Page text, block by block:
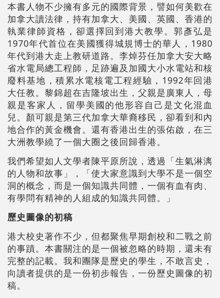
本書人物不少擁有多元的國際背景，譬如何美歡在
加拿大讀法律，持有加拿大、美國、英國、香港的
執業律師資格，卻選擇回到港大教學。郭彥弘是
1970年代首位在美國獲得城規博士的華人，1980
年代到港大走上教研道路。李焯芬任加拿大安大略
省水電局總工程師，足跡遍及加國大小水電站和核
廢料基地，積累水電核電工程經驗，1992年回港
大任教。黎錦超在吉隆坡出生，父親是廣東人，母
親是客家人，留學美國的他形容自己是文化混血
兒。顏可親是第三代加拿大華裔移民，卻看到和內
地合作的黃金機會。還有香港出生的張佑啟，在三
大洲教學繞了一個大圈之後回歸香港。
我們希望如人文學者陳平原所說，透過「生氣淋漓
的人物和故事」，「使大家意識到大學不是一個空
洞的概念，而是一個知識共同體，一個有血有肉、
有學問有精神的人組成的知識共同體。」
歷史圖像的初稿
港大校史著作不少，但都聚焦早期創校和二戰之前
的事蹟。本書關注的是一個被忽略的時期，還未有
完整的記載。我和團隊是歷史的學生，不敢言史，
向讀者提供的是一份初步報告，一份歷史圖像的初
稿。